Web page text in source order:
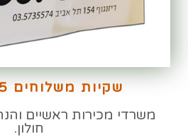
שקיות משלוחים 45/45/15
חולון.